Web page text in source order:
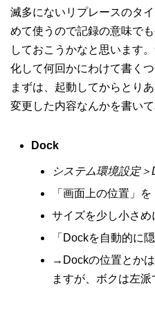
滅多にないリプレースのタ
めて使うので記録の意味で
しておこうかなと思います
化して何回かにわけて書くつ
まずは、起動してからとり
変更した内容なんかを書いて
Dock
システム環境設定＞
「画面上の位置」
サイズを少し小さめ
「Dockを自動的に
→Dockの位置とか
ますが、ボクは左派